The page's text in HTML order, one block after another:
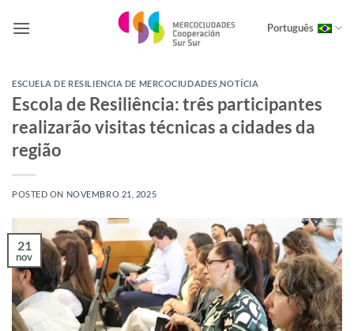
Português
ESCUELA DE RESILIENCIA DE MERCOCIUDADES ,NOTÍCIA
Escola de Resiliência: três participantes
realizarão visitas técnicas a cidades da
região
POSTED ON NOVEMBRO 21, 2025
21
nov